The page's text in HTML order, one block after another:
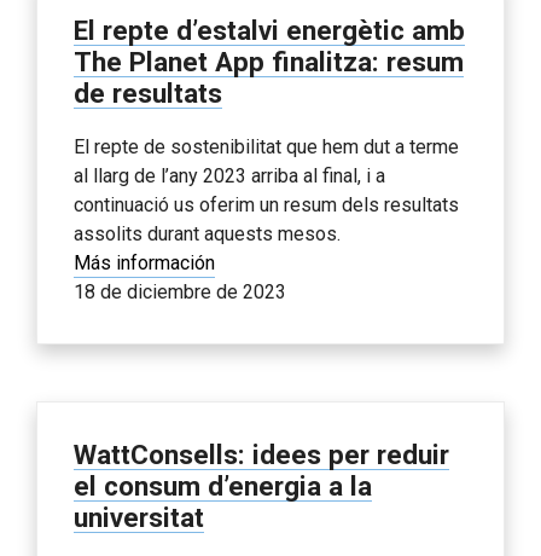
El repte d’estalvi energètic amb
The Planet App finalitza: resum
de resultats
El repte de sostenibilitat que hem dut a terme
al llarg de l’any 2023 arriba al final, i a
continuació us oferim un resum dels resultats
assolits durant aquests mesos.
Más información
18 de diciembre de 2023
WattConsells: idees per reduir
el consum d’energia a la
universitat